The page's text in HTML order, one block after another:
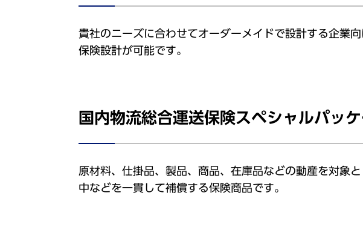
貴社のニーズに合わせてオーダーメイドで設計する企業
保険設計が可能です。
国内物流総合運送保険スペシャルパッ
原材料、仕掛品、製品、商品、在庫品などの動産を対象
中などを一貫して補償する保険商品です。